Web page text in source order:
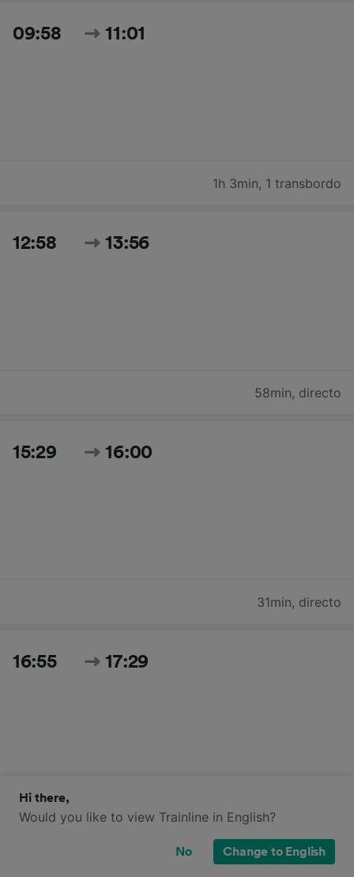
09:58 11:01
1h 3min, 1 transbordo
12:58 13:56
58min, directo
15:29 16:00
31min, directo
16:55 17:29
34min
Hi there,
Would you like to view Trainline in English?
No Change to English